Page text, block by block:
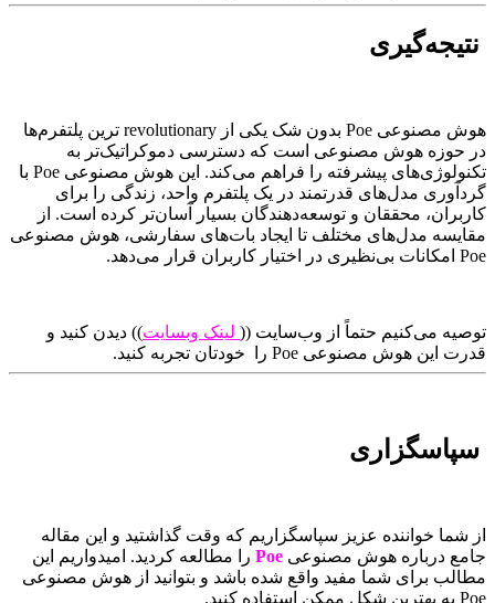
نتیجه‌گیری
هوش مصنوعی Poe بدون شک یکی از revolutionary ترین پلتفرم‌ها
در حوزه هوش مصنوعی است که دسترسی دموکراتیک‌تر به
تکنولوژی‌های پیشرفته را فراهم می‌کند. این هوش مصنوعی Poe با
گردآوری مدل‌های قدرتمند در یک پلتفرم واحد، زندگی را برای
کاربران، محققان و توسعه‌دهندگان بسیار آسان‌تر کرده است. از
مقایسه مدل‌های مختلف تا ایجاد بات‌های سفارشی، هوش مصنوعی
Poe امکانات بی‌نظیری در اختیار کاربران قرار می‌دهد.
توصیه می‌کنیم حتماً از وب‌سایت (( لینک وبسایت)) دیدن کنید و
قدرت این هوش مصنوعی Poe را خودتان تجربه کنید.
سپاسگزاری
از شما خواننده عزیز سپاسگزاریم که وقت گذاشتید و این مقاله
جامع درباره هوش مصنوعی Poe را مطالعه کردید. امیدواریم این
مطالب برای شما مفید واقع شده باشد و بتوانید از هوش مصنوعی
Poe به بهترین شکل ممکن استفاده کنید.